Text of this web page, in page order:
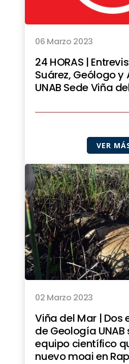
06 Marzo 2023
24 HORAS |
Suárez, Geólogo
UNAB Sede Viña
VER
02 Marzo 2023
Viña del Mar | Dos
de Geología
equipo científico
nuevo moai en